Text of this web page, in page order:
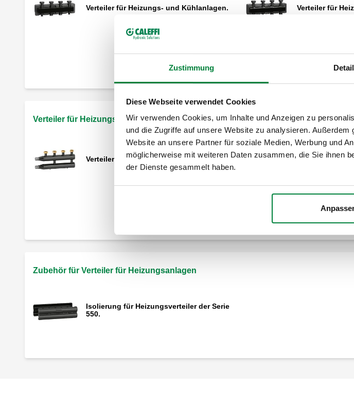
Zustimmung
Diese Webseite verwendet Cookies
Wir verwenden Cookies, um Inhalte und Anzeigen zu
und die Zugriffe auf unsere Website zu analysieren.
Website an unsere Partner für soziale Medien, Werbung und
möglicherweise mit weiteren Daten zusammen, die Sie ihnen
der Dienste gesammelt haben.
Verteiler für Heizungs- und Kühlanlagen. Verteiler für
Verteiler für Heizungs- und Kühlanlagen.
Kühlanlagen.
Verteiler für Heizungsanlagen
Verteiler für Heizungs- und Kühlanlagen. Verteiler für
Verteiler für
Zubehör für Verteiler für Heizungsanlagen
Isolierung für Heizungsverteiler der Serie
550.